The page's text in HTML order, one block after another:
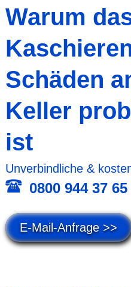
Warum
Schäden
Keller
ist
Unver­bind­liche &
0800 944 37 65
E-Mail-Anfrage >>